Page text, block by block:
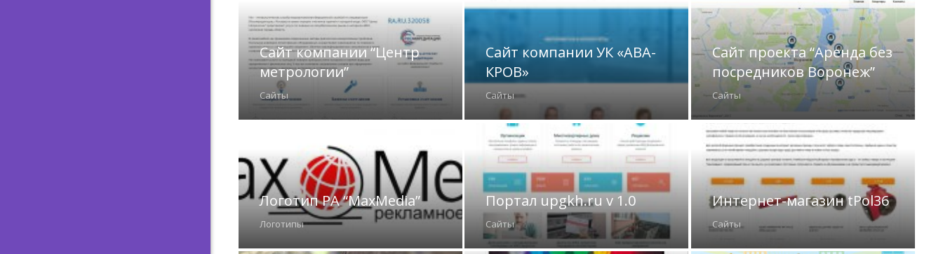
Сайт компании “Центр
метрологии”
Сайты
Сайт компании УК «АВА-
КРОВ»
Сайты
Сайт проекта “Аренда без
посредников Воронеж”
Сайты
Логотип РА “MaxMedia”
Логотипы
Портал upgkh.ru v 1.0
Сайты
Интернет-магазин tPol36
Сайты